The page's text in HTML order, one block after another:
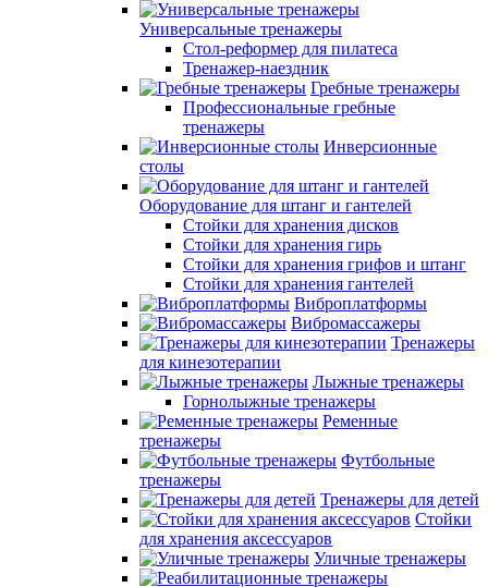
Универсальные тренажеры
Стол-реформер для пилатеса
Тренажер-наездник
Гребные тренажеры
Профессиональные гребные
тренажеры
Инверсионные
столы
Оборудование для штанг и гантелей
Стойки для хранения дисков
Стойки для хранения гирь
Стойки для хранения грифов и штанг
Стойки для хранения гантелей
Виброплатформы
Вибромассажеры
Тренажеры
для кинезотерапии
Лыжные тренажеры
Горнолыжные тренажеры
Ременные
тренажеры
Футбольные
тренажеры
Тренажеры для детей
Стойки
для хранения аксессуаров
Уличные тренажеры